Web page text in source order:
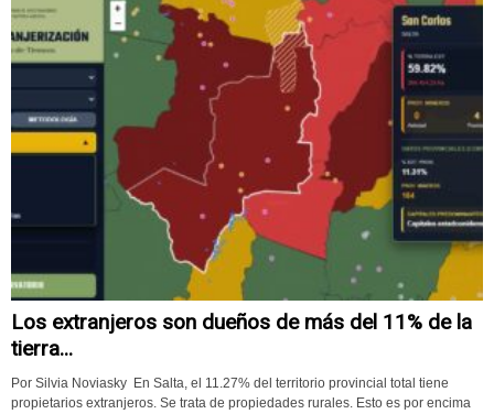
Los extranjeros son dueños de más del 11% de la
tierra...
Por Silvia Noviasky En Salta, el 11.27% del territorio provincial total tiene
propietarios extranjeros. Se trata de propiedades rurales. Esto es por encima